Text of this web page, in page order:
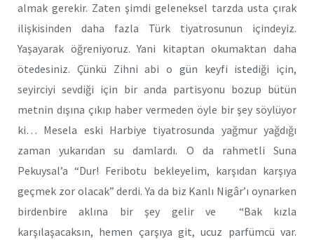
almak gerekir. Zaten şimdi geleneksel tarzda usta çırak
ilişkisinden daha fazla Türk tiyatrosunun içindeyiz.
Yaşayarak öğreniyoruz. Yani kitaptan okumaktan daha
ötedesiniz. Çünkü Zihni abi o gün keyfi istediği için,
seyirciyi sevdiği için bir anda partisyonu bozup bütün
metnin dışına çıkıp haber vermeden öyle bir şey söylüyor
ki… Mesela eski Harbiye tiyatrosunda yağmur yağdığı
zaman yukarıdan su damlardı. O da rahmetli Suna
Pekuysal’a “Dur! Feribotu bekleyelim, karşıdan karşıya
geçmek zor olacak” derdi. Ya da biz Kanlı Nigâr’ı oynarken
birdenbire aklına bir şey gelir ve
“Bak kızla
karşılaşacaksın, hemen çarşıya git, ucuz parfümcü var.